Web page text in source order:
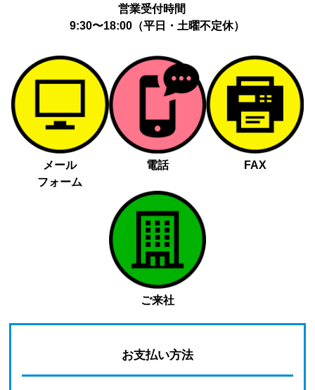
営業受付時間
9:30〜18:00（平日・土曜不定休）
メール
フォーム
電話 FAX
ご来社
お支払い方法